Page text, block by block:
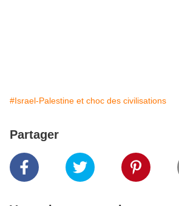
#Israel-Palestine et choc des civilisations
Partager